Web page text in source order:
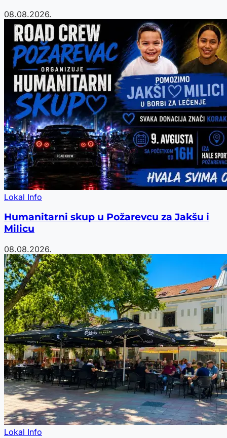
08.08.2026.
Lokal Info
Humanitarni skup u Požarevcu za Jakšu i
Milicu
08.08.2026.
Lokal Info